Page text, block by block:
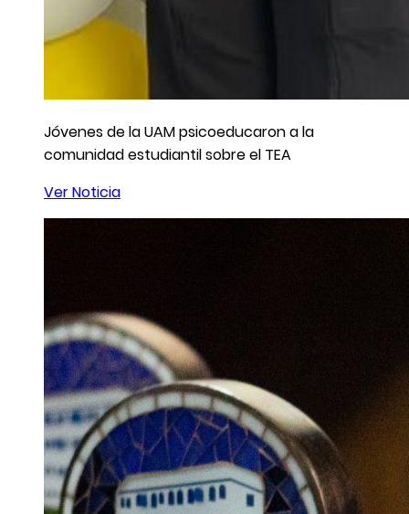
Jóvenes de la UAM psicoeducaron a la
comunidad estudiantil sobre el TEA
Ver Noticia